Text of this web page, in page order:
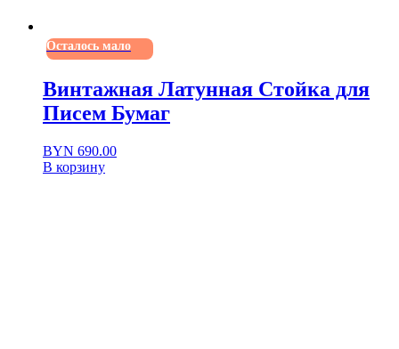
Осталось мало
Винтажная Латунная Стойка для
Писем Бумаг
BYN 690.00
В корзину